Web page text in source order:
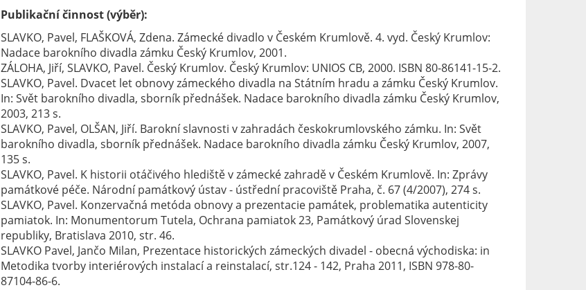
Publikační činnost (výběr):
SLAVKO, Pavel, FLAŠKOVÁ, Zdena. Zámecké divadlo v Českém Krumlově. 4. vyd. Český Krumlov:
Nadace barokního divadla zámku Český Krumlov, 2001.
ZÁLOHA, Jiří, SLAVKO, Pavel. Český Krumlov. Český Krumlov: UNIOS CB, 2000. ISBN 80-86141-15-2.
SLAVKO, Pavel. Dvacet let obnovy zámeckého divadla na Státním hradu a zámku Český Krumlov.
In: Svět barokního divadla, sborník přednášek. Nadace barokního divadla zámku Český Krumlov,
2003, 213 s.
SLAVKO, Pavel, OLŠAN, Jiří. Barokní slavnosti v zahradách českokrumlovského zámku. In: Svět
barokního divadla, sborník přednášek. Nadace barokního divadla zámku Český Krumlov, 2007,
135 s.
SLAVKO, Pavel. K historii otáčivého hlediště v zámecké zahradě v Českém Krumlově. In: Zprávy
památkové péče. Národní památkový ústav - ústřední pracoviště Praha, č. 67 (4/2007), 274 s.
SLAVKO, Pavel. Konzervačná metóda obnovy a prezentacie památek, problematika autenticity
pamiatok. In: Monumentorum Tutela, Ochrana pamiatok 23, Památkový úrad Slovenskej
republiky, Bratislava 2010, str. 46.
SLAVKO Pavel, Jančo Milan, Prezentace historických zámeckých divadel - obecná východiska: in
Metodika tvorby interiérových instalací a reinstalací, str.124 - 142, Praha 2011, ISBN 978-80-
87104-86-6.